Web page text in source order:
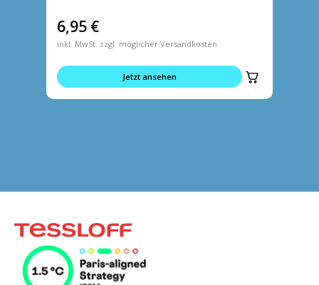
6,95 €
inkl. MwSt. zzgl. möglicher Versandkosten
Jetzt ansehen